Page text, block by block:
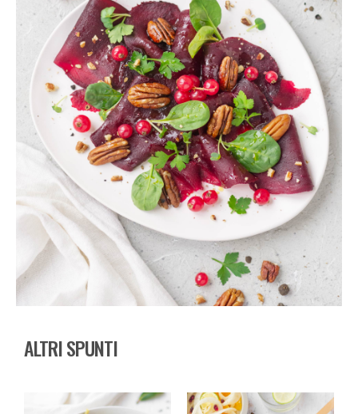
ALTRI SPUNTI